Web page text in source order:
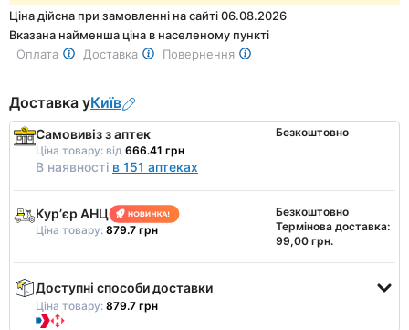
Ціна дійсна при замовленні на сайті 06.08.2026
Вказана найменша ціна в населеному пункті
Оплата
Доставка Повернення
Доставка уКиїв
Самовивіз з аптек
Ціна товару: від 666.41 грн
В наявності в 151 аптеках
Безкоштовно
Курʼєр АНЦ
Ціна товару: 879.7 грн
Безкоштовно
Термінова доставка:
99,00 грн.
Доступні способи доставки
Ціна товару: 879.7 грн